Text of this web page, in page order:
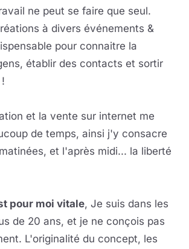
ne peut se faire que seul.
à divers événements &
pour connaitre la
établir des contacts et sortir
et la vente sur internet me
de temps, ainsi j'y consacre
et l'après midi... la liberté
pour moi vitale, Je suis dans les
de 20 ans, et je ne conçois pas
L'originalité du concept, les